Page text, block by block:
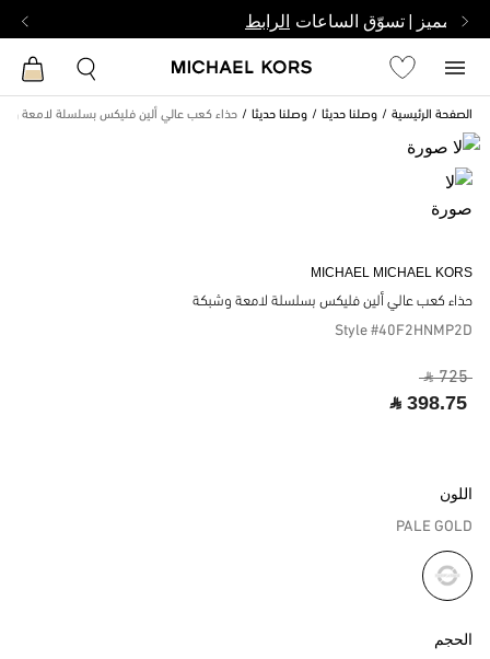
مميز | تسوّق الساعات الرابط
الصفحة الرئيسية وصلنا حديثا وصلنا حديثا حذاء كعب عالي ألين فليكس بسلسلة لامعة
MICHAEL MICHAEL KORS
حذاء كعب عالي ألين فليكس بسلسلة لامعة وشبكة
Style #40F2HNMP2D
‎ ⃁ 725 ‎
‎ ⃁ 398.75 ‎
اللون
PALE GOLD
مختار
الحجم